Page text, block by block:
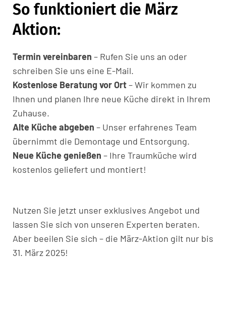
So funktioniert die März
Aktion:
Termin vereinbaren – Rufen Sie uns an oder
schreiben Sie uns eine E-Mail.
Kostenlose Beratung vor Ort– Wir kommen zu
Ihnen und planen Ihre neue Küche direkt in Ihrem
Zuhause.
Alte Küche abgeben – Unser erfahrenes Team
übernimmt die Demontage und Entsorgung.
Neue Küche genießen – Ihre Traumküche wird
kostenlos geliefert und montiert!
Nutzen Sie jetzt unser exklusives Angebot und
lassen Sie sich von unseren Experten beraten.
Aber beeilen Sie sich – die März-Aktion gilt nur bis
31. März 2025!